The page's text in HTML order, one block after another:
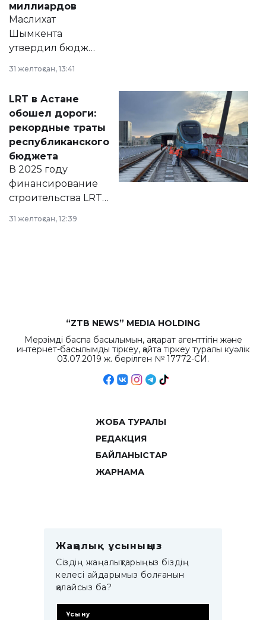
миллиардов
Маслихат
Шымкента
утвердил бюджет
2028 годы.
документ
появился в базе
нормативных
правовых актов и
на сайте маслихат
города.
31 желтоқсан, 13:41
LRT в Астане
обошел дороги:
рекордные траты
республиканского
бюджета
В 2025 году
финансирование
строительства LRT
республиканского
31 желтоқсан, 12:39
“ZTB NEWS” MEDIA HOLDING
Мерзімді баспа басылымын, ақпарат агенттігін және
интернет-басылымды тіркеу, қайта тіркеу туралы куәлік
03.07.2019 ж. берілген № 17772-СИ.
ЖОБА ТУРАЛЫ
РЕДАКЦИЯ
БАЙЛАНЫСТАР
ЖАРНАМА
Жаңалық ұсыныңыз
Сіздің жаңалықтарыңыз біздің
келесі айдарымыз болғанын
қалайсыз ба?
Ұсыну